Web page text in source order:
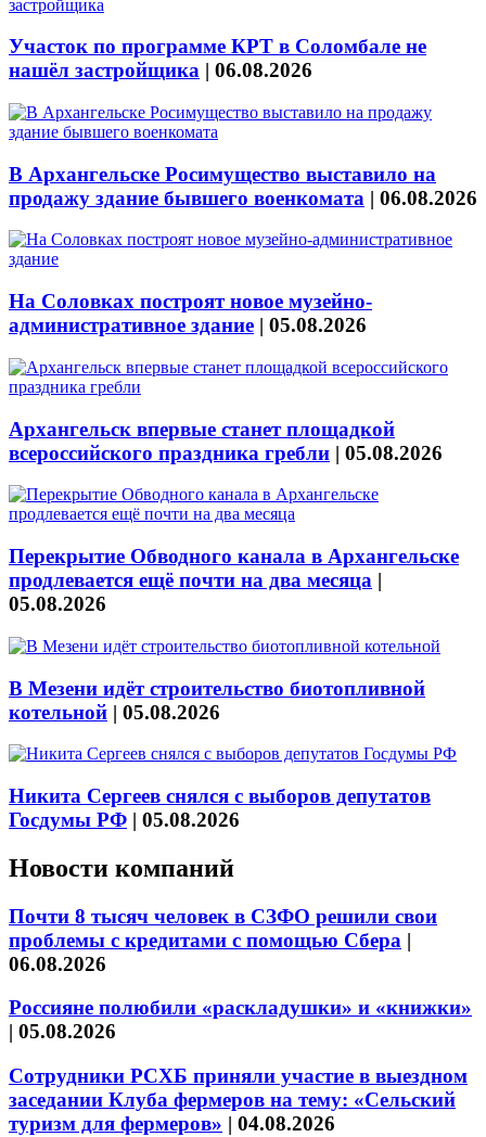
Участок по программе КРТ в Соломбале не
нашёл застройщика | 06.08.2026
В Архангельске Росимущество выставило на
продажу здание бывшего военкомата | 06.08.2026
На Соловках построят новое музейно-
административное здание | 05.08.2026
Архангельск впервые станет площадкой
всероссийского праздника гребли | 05.08.2026
Перекрытие Обводного канала в Архангельске
продлевается ещё почти на два месяца |
05.08.2026
В Мезени идёт строительство биотопливной
котельной | 05.08.2026
Никита Сергеев снялся с выборов депутатов
Госдумы РФ | 05.08.2026
Новости компаний
Почти 8 тысяч человек в СЗФО решили свои
проблемы с кредитами с помощью Сбера |
06.08.2026
Россияне полюбили «раскладушки» и «книжки»
| 05.08.2026
Сотрудники РСХБ приняли участие в выездном
заседании Клуба фермеров на тему: «Сельский
туризм для фермеров» | 04.08.2026